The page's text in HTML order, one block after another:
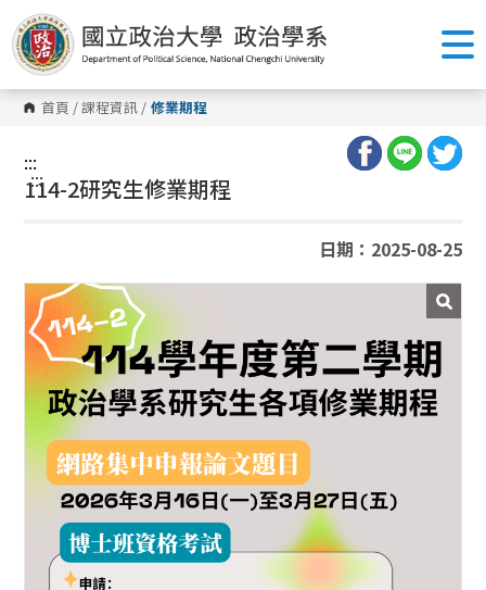
跳
到
主
要
內
容
區 首頁 /課程資訊 / 修業期程
:::
:::
114-2研究生修業期程
日期：2025-08-25